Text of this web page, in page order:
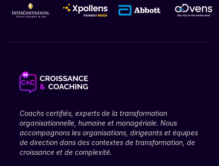
Coachs certifiés, experts de la transformation
organisationnelle, humaine et managériale. Nous
accompagnons les organisations, dirigeants et équipes
de direction dans des contextes de transformation, de
croissance et de complexité.